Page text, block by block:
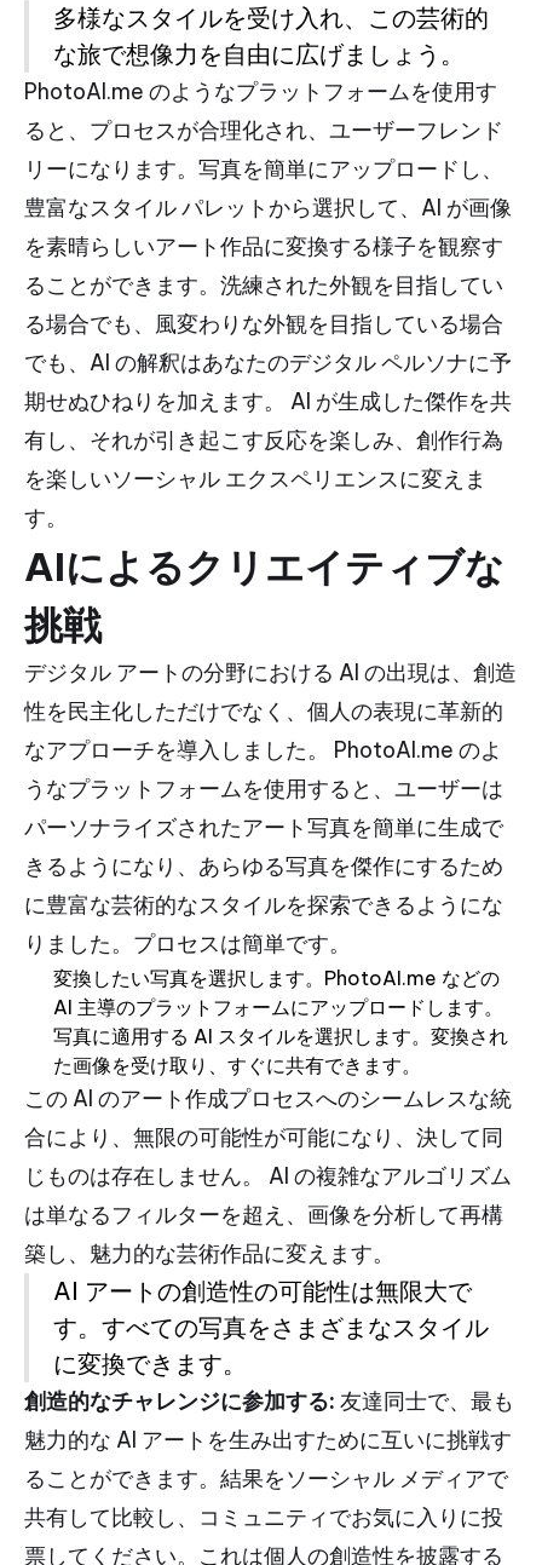
多様なスタイルを受け入れ、この芸術的
な旅で想像力を自由に広げましょう。
PhotoAI.me のようなプラットフォームを使用す
ると、プロセスが合理化され、ユーザーフレンド
リーになります。写真を簡単にアップロードし、
豊富なスタイル パレットから選択して、AI が画像
を素晴らしいアート作品に変換する様子を観察す
ることができます。洗練された外観を目指してい
る場合でも、風変わりな外観を目指している場合
でも、AI の解釈はあなたのデジタル ペルソナに予
期せぬひねりを加えます。 AI が生成した傑作を共
有し、それが引き起こす反応を楽しみ、創作行為
を楽しいソーシャル エクスペリエンスに変えま
す。
AIによるクリエイティブな
挑戦
デジタル アートの分野における AI の出現は、創造
性を民主化しただけでなく、個人の表現に革新的
なアプローチを導入しました。 PhotoAI.me のよ
うなプラットフォームを使用すると、ユーザーは
パーソナライズされたアート写真を簡単に生成で
きるようになり、あらゆる写真を傑作にするため
に豊富な芸術的なスタイルを探索できるようにな
りました。プロセスは簡単です。
変換したい写真を選択します。PhotoAI.me などの
AI 主導のプラットフォームにアップロードします。
写真に適用する AI スタイルを選択します。変換され
た画像を受け取り、すぐに共有できます。
この AI のアート作成プロセスへのシームレスな統
合により、無限の可能性が可能になり、決して同
じものは存在しません。 AI の複雑なアルゴリズム
は単なるフィルターを超え、画像を分析して再構
築し、魅力的な芸術作品に変えます。
AI アートの創造性の可能性は無限大で
す。すべての写真をさまざまなスタイル
に変換できます。
創造的なチャレンジに参加する: 友達同士で、最も
魅力的な AI アートを生み出すために互いに挑戦す
ることができます。結果をソーシャル メディアで
共有して比較し、コミュニティでお気に入りに投
票してください。これは個人の創造性を披露する